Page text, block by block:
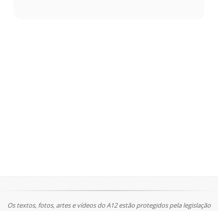
Os textos, fotos, artes e vídeos do A12 estão protegidos pela legislação